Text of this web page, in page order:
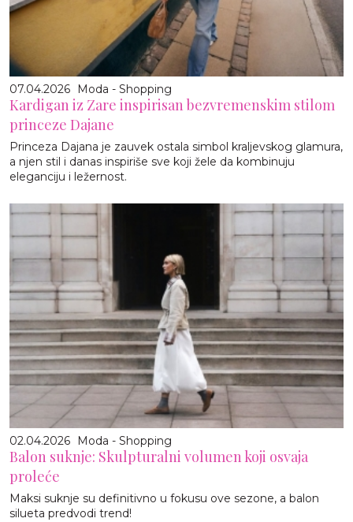
07.04.2026 Moda - Shopping
Kardigan iz Zare inspirisan bezvremenskim stilom
princeze Dajane
Princeza Dajana je zauvek ostala simbol kraljevskog glamura,
a njen stil i danas inspiriše sve koji žele da kombinuju
eleganciju i ležernost.
02.04.2026 Moda - Shopping
Balon suknje: Skulpturalni volumen koji osvaja
proleće
Maksi suknje su definitivno u fokusu ove sezone, a balon
silueta predvodi trend!